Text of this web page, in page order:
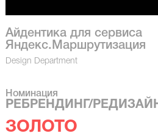
Айдентика для сервиса
Яндекс.Маршрутизация
Design Department
Номинация
РЕБРЕНДИНГ/
ЗОЛОТО